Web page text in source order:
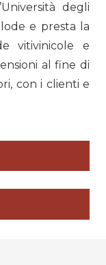
degli
e presta la
vitivinicole e
al fine di
con i clienti e